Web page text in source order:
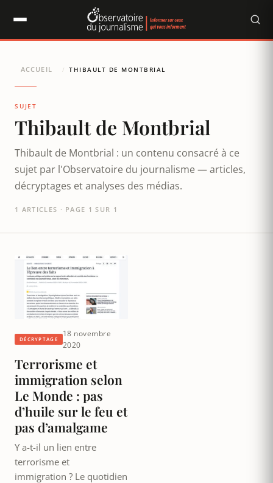
ACCUEIL / THIBAULT DE MONTBRIAL
SUJET
Thibault de Montbrial
Thibault de Montbrial : un contenu consacré à ce
sujet par l'Observatoire du journalisme — articles,
décryptages et analyses des médias.
1 ARTICLES · PAGE 1 SUR 1
DÉCRYPTAGE
18 novembre
2020
Terrorisme et
immigration selon
Le Monde : pas
d’huile sur le feu et
pas d’amalgame
Y a-t-il un lien entre
terrorisme et
immigration ? Le quotidien
Panneau de gestion des cookies